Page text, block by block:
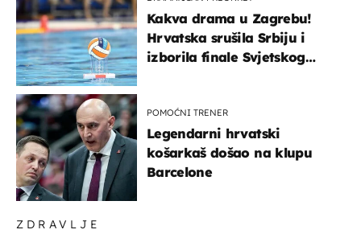
ZDRAVLJE
Kakva drama u Zagrebu!
Hrvatska srušila Srbiju i
izborila finale Svjetskog
POMOĆNI TRENER
Legendarni hrvatski
košarkaš došao na klupu
Barcelone